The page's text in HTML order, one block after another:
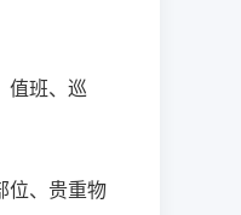
班、巡
、贵重物